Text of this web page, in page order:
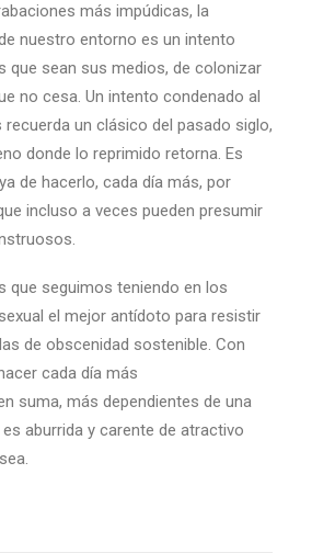
más impúdicas, la
nuestro entorno es un intento
que sean sus medios, de colonizar
no cesa. Un intento condenado al
un clásico del pasado siglo,
donde lo reprimido retorna. Es
de hacerlo, cada día más, por
incluso a veces pueden presumir
que seguimos teniendo en los
el mejor antídoto para resistir
de obscenidad sostenible. Con
cada día más
suma, más dependientes de una
aburrida y carente de atractivo